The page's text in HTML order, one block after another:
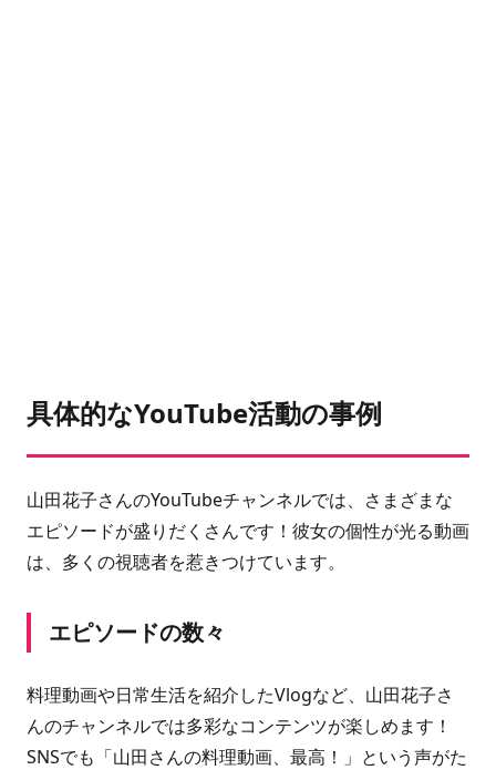
具体的なYouTube活動の事例
山田花子さんのYouTubeチャンネルでは、さまざまな
エピソードが盛りだくさんです！彼女の個性が光る動画
は、多くの視聴者を惹きつけています。
エピソードの数々
料理動画や日常生活を紹介したVlogなど、山田花子さ
んのチャンネルでは多彩なコンテンツが楽しめます！
SNSでも「山田さんの料理動画、最高！」という声がた